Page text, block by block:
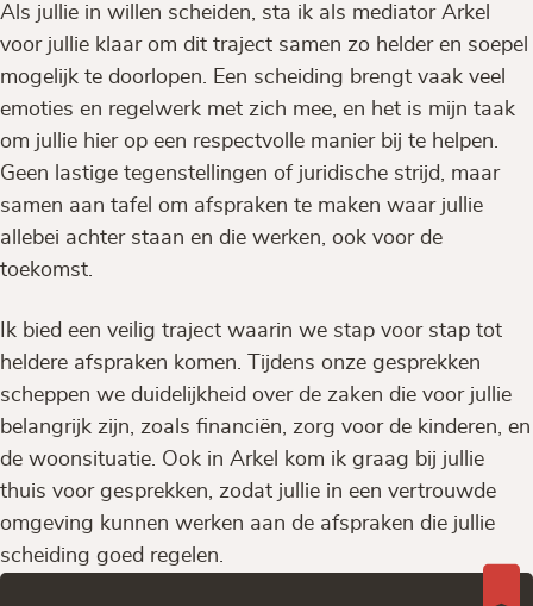
Als jullie in willen scheiden, sta ik als mediator Arkel
voor jullie klaar om dit traject samen zo helder en soepel
mogelijk te doorlopen. Een scheiding brengt vaak veel
emoties en regelwerk met zich mee, en het is mijn taak
om jullie hier op een respectvolle manier bij te helpen.
Geen lastige tegenstellingen of juridische strijd, maar
samen aan tafel om afspraken te maken waar jullie
allebei achter staan en die werken, ook voor de
toekomst.
Ik bied een veilig traject waarin we stap voor stap tot
heldere afspraken komen. Tijdens onze gesprekken
scheppen we duidelijkheid over de zaken die voor jullie
belangrijk zijn, zoals financiën, zorg voor de kinderen, en
de woonsituatie. Ook in Arkel kom ik graag bij jullie
thuis voor gesprekken, zodat jullie in een vertrouwde
omgeving kunnen werken aan de afspraken die jullie
scheiding goed regelen.